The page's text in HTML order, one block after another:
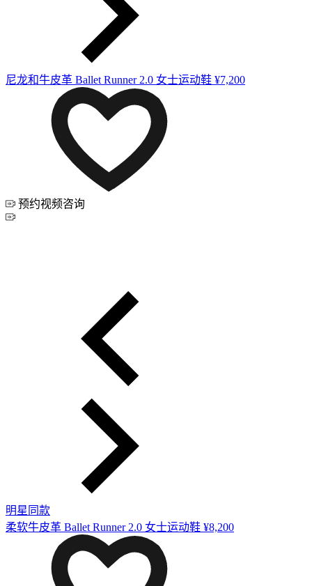
尼龙和牛皮革 Ballet Runner 2.0 女士运动鞋 ¥7,200
预约视频咨询
明星同款
柔软牛皮革 Ballet Runner 2.0 女士运动鞋 ¥8,200